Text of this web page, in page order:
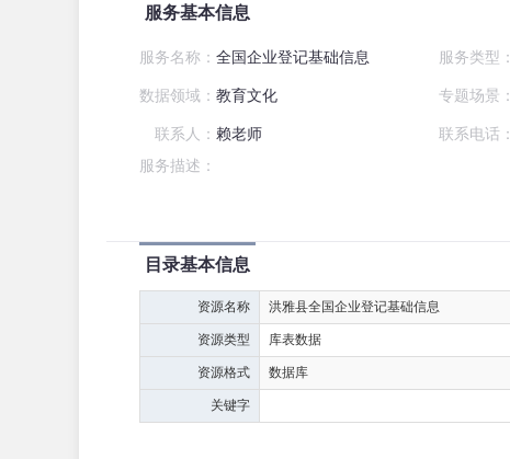
服务基本信息
服务名称： 全国企业登记基础信息 服务类型：
数据领域： 教育文化 专题场景：
联系人： 赖老师 联系电话：
服务描述：
目录基本信息
资源名称 洪雅县全国企业登记基础信息
资源类型 库表数据
资源格式 数据库
关键字